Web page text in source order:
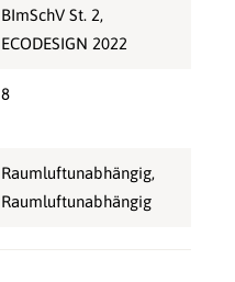
BImSchV St. 2,
ECODESIGN 2022
8
Raumluftunabhängig,
Raumluftunabhängig